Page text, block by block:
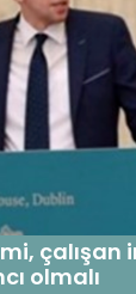
çalışan
olmalı